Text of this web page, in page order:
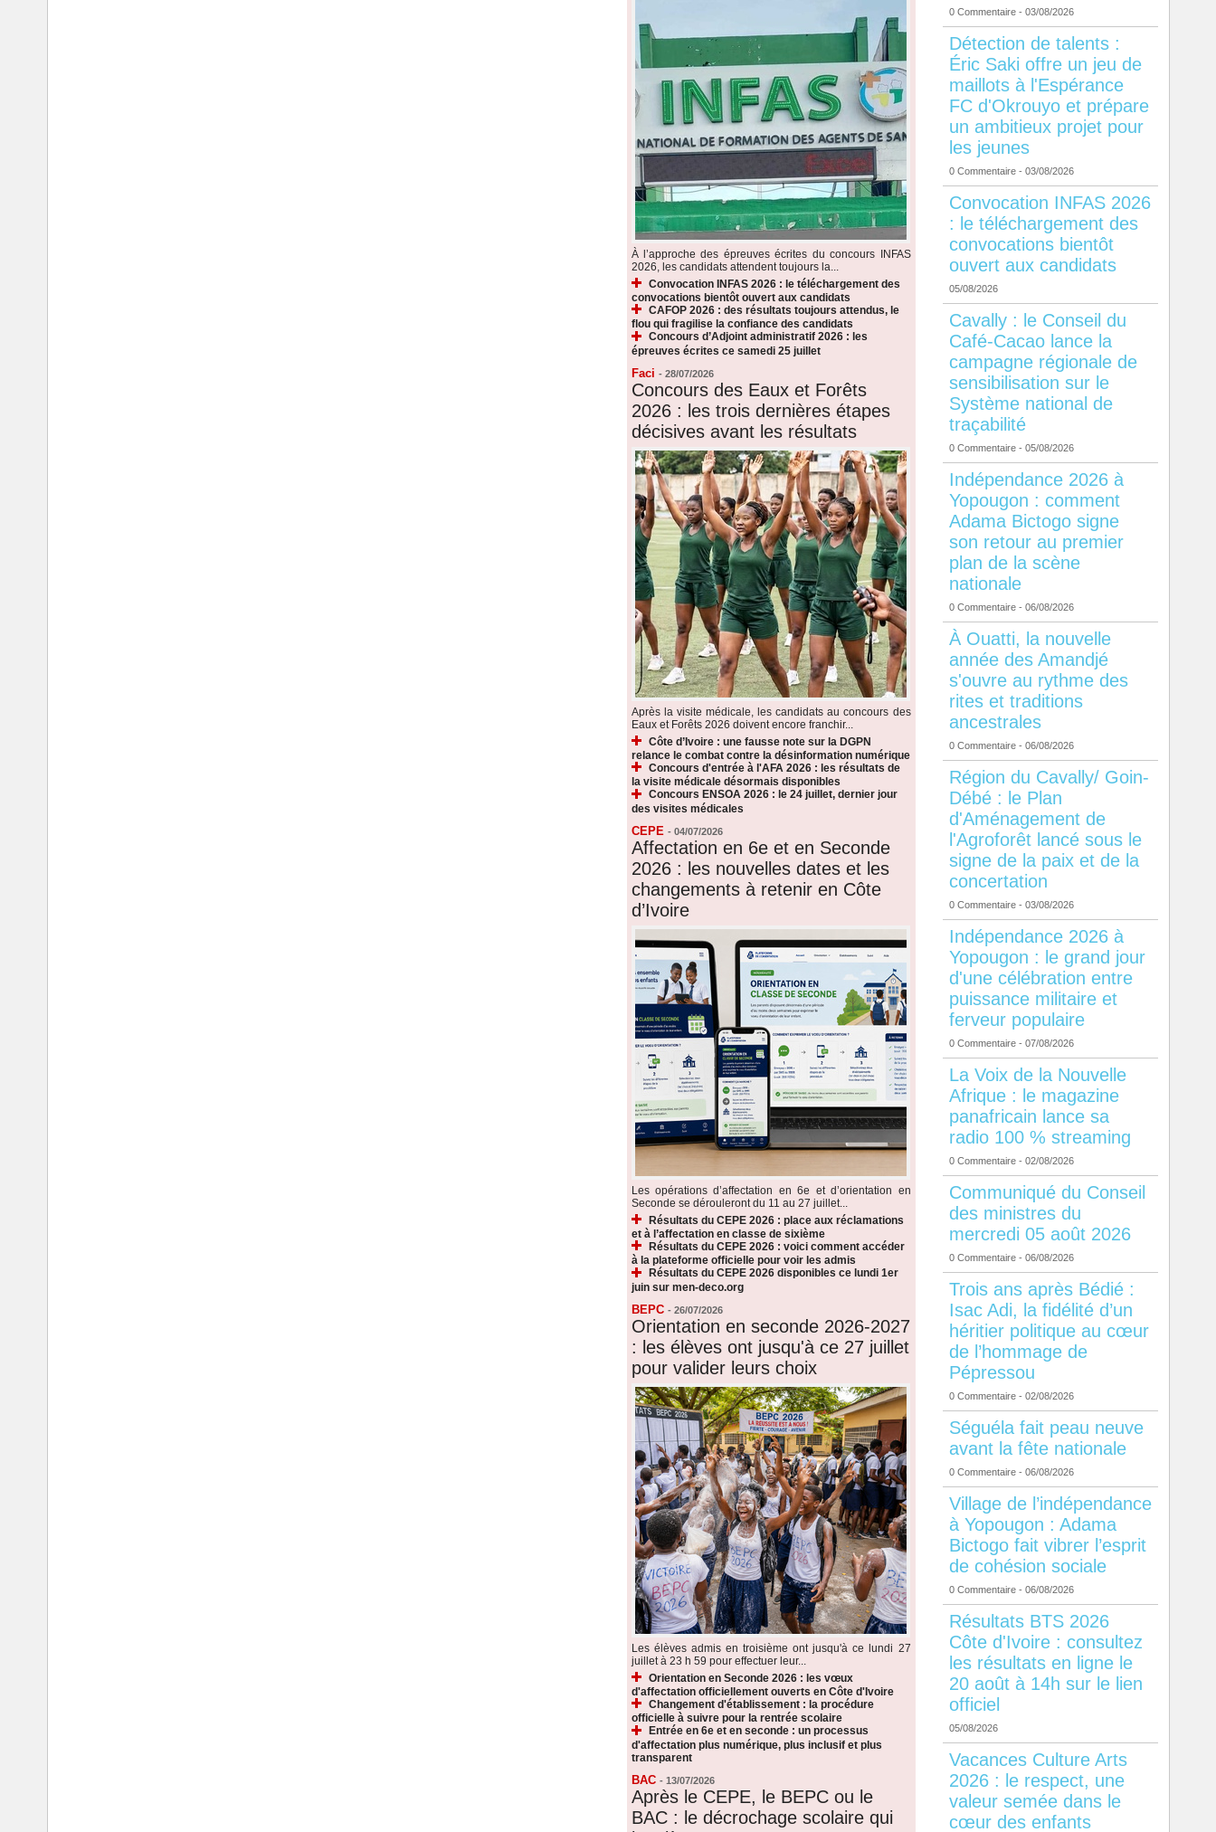
À l’approche des épreuves écrites du concours INFAS
2026, les candidats attendent toujours la...
Convocation INFAS 2026 : le téléchargement des
convocations bientôt ouvert aux candidats
CAFOP 2026 : des résultats toujours attendus, le
flou qui fragilise la confiance des candidats
Concours d’Adjoint administratif 2026 : les
épreuves écrites ce samedi 25 juillet
Faci - 28/07/2026
Concours des Eaux et Forêts
2026 : les trois dernières étapes
décisives avant les résultats
Après la visite médicale, les candidats au concours des
Eaux et Forêts 2026 doivent encore franchir...
Côte d’Ivoire : une fausse note sur la DGPN
relance le combat contre la désinformation numérique
Concours d'entrée à l'AFA 2026 : les résultats de
la visite médicale désormais disponibles
Concours ENSOA 2026 : le 24 juillet, dernier jour
des visites médicales
CEPE - 04/07/2026
Affectation en 6e et en Seconde
2026 : les nouvelles dates et les
changements à retenir en Côte
d’Ivoire
Les opérations d’affectation en 6e et d’orientation en
Seconde se dérouleront du 11 au 27 juillet...
Résultats du CEPE 2026 : place aux réclamations
et à l’affectation en classe de sixième
Résultats du CEPE 2026 : voici comment accéder
à la plateforme officielle pour voir les admis
Résultats du CEPE 2026 disponibles ce lundi 1er
juin sur men-deco.org
BEPC - 26/07/2026
Orientation en seconde 2026-2027
: les élèves ont jusqu'à ce 27 juillet
pour valider leurs choix
Les élèves admis en troisième ont jusqu'à ce lundi 27
juillet à 23 h 59 pour effectuer leur...
Orientation en Seconde 2026 : les vœux
d'affectation officiellement ouverts en Côte d'Ivoire
Changement d'établissement : la procédure
officielle à suivre pour la rentrée scolaire
Entrée en 6e et en seconde : un processus
d'affectation plus numérique, plus inclusif et plus
transparent
BAC - 13/07/2026
Après le CEPE, le BEPC ou le
BAC : le décrochage scolaire qui
0 Commentaire - 03/08/2026
Détection de talents :
Éric Saki offre un jeu de
maillots à l'Espérance
FC d'Okrouyo et prépare
un ambitieux projet pour
les jeunes
0 Commentaire - 03/08/2026
Convocation INFAS 2026
: le téléchargement des
convocations bientôt
ouvert aux candidats
05/08/2026
Cavally : le Conseil du
Café-Cacao lance la
campagne régionale de
sensibilisation sur le
Système national de
traçabilité
0 Commentaire - 05/08/2026
Indépendance 2026 à
Yopougon : comment
Adama Bictogo signe
son retour au premier
plan de la scène
nationale
0 Commentaire - 06/08/2026
À Ouatti, la nouvelle
année des Amandjé
s'ouvre au rythme des
rites et traditions
ancestrales
0 Commentaire - 06/08/2026
Région du Cavally/ Goin-
Débé : le Plan
d'Aménagement de
l'Agroforêt lancé sous le
signe de la paix et de la
concertation
0 Commentaire - 03/08/2026
Indépendance 2026 à
Yopougon : le grand jour
d'une célébration entre
puissance militaire et
ferveur populaire
0 Commentaire - 07/08/2026
La Voix de la Nouvelle
Afrique : le magazine
panafricain lance sa
radio 100 % streaming
0 Commentaire - 02/08/2026
Communiqué du Conseil
des ministres du
mercredi 05 août 2026
0 Commentaire - 06/08/2026
Trois ans après Bédié :
Isac Adi, la fidélité d’un
héritier politique au cœur
de l’hommage de
Pépressou
0 Commentaire - 02/08/2026
Séguéla fait peau neuve
avant la fête nationale
0 Commentaire - 06/08/2026
Village de l’indépendance
à Yopougon : Adama
Bictogo fait vibrer l’esprit
de cohésion sociale
0 Commentaire - 06/08/2026
Résultats BTS 2026
Côte d'Ivoire : consultez
les résultats en ligne le
20 août à 14h sur le lien
officiel
05/08/2026
Vacances Culture Arts
2026 : le respect, une
valeur semée dans le
cœur des enfants